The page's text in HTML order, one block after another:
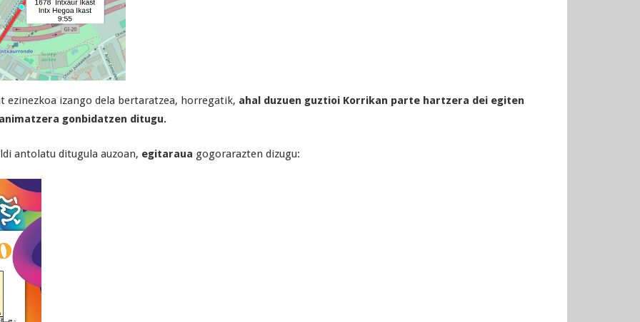
ezinezkoa izango dela bertaratzea, horregatik, ahal duzuen guztioi Korrikan parte hartzera dei egiten
gonbidatzen ditugu.
antolatu ditugula auzoan, egitaraua gogorarazten dizugu: